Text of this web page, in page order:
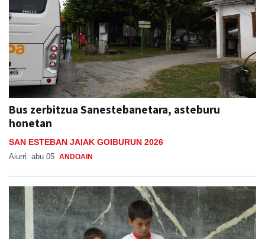
Bus zerbitzua Sanestebanetara, asteburu
honetan
SAN ESTEBAN JAIAK GOIBURUN 2026
Aiurri abu 05 ANDOAIN